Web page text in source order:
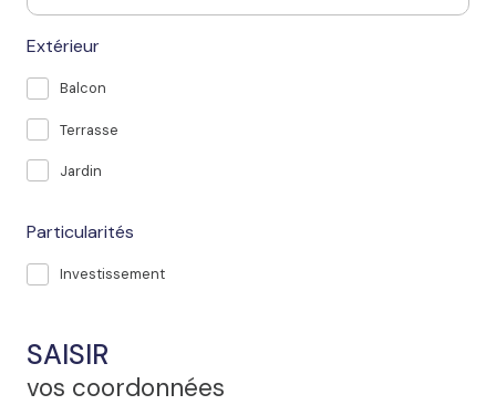
Extérieur
Balcon
Terrasse
Jardin
Particularités
Investissement
SAISIR
vos coordonnées